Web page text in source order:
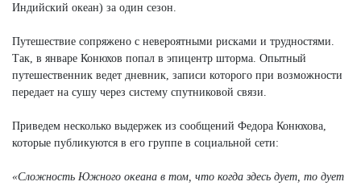
Индийский океан) за один сезон.
Путешествие сопряжено с невероятными рисками и трудностями.
Так, в январе Конюхов попал в эпицентр шторма. Опытный
путешественник ведет дневник, записи которого при возможности
передает на сушу через систему спутниковой связи.
Приведем несколько выдержек из сообщений Федора Конюхова,
которые публикуются в его группе в социальной сети:
«Сложность Южного океана в том, что когда здесь дует, то дует